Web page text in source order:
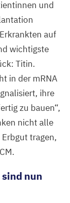
und
auf
wichtigste
Titin.
in der mRNA
ihre
zu bauen“,
nicht alle
tragen,
.
nun